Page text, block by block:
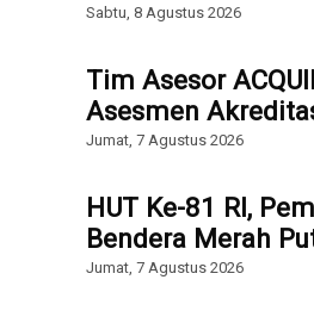
Sabtu, 8 Agustus 2026
Tim Asesor
Asesmen
Jumat, 7 Agustus 2026
HUT Ke-81 RI,
Bendera Merah
Jumat, 7 Agustus 2026